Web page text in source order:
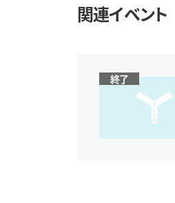
関連イベント
終了